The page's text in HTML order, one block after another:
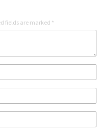
fields are marked *